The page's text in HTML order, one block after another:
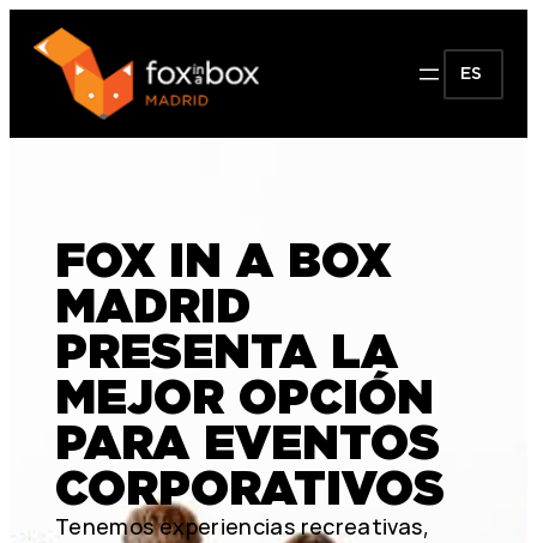
ES
FOX IN A BOX
MADRID
PRESENTA LA
MEJOR OPCIÓN
PARA EVENTOS
CORPORATIVOS
Tenemos experiencias recreativas,